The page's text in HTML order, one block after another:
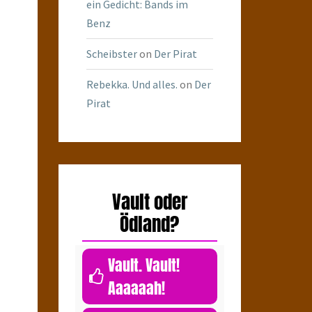
ein Gedicht: Bands im
Benz
Scheibsteron Der Pirat
Rebekka. Und alles. on Der
Pirat
Vault oder
Ödland?
Vault. Vault!
Aaaaaah!